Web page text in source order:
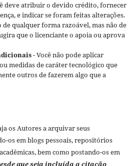
deve atribuir o devido crédito, fornecer
e indicar se foram feitas alterações.
de qualquer forma razoável, mas não de
que o licenciante o apoia ou aprova
- Você não pode aplicar
medidas de caráter tecnológico que
outros de fazerem algo que a
os Autores a arquivar seus
os em blogs pessoais, repositórios
bem como postando-os em
que seja incluída a citação